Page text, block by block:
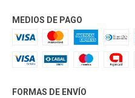
MEDIOS DE PAGO
FORMAS DE ENVÍO